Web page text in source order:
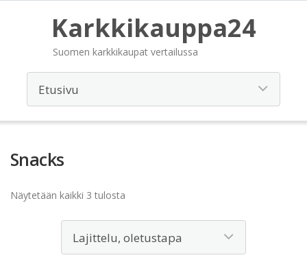
Karkkikauppa24
Suomen karkkikaupat vertailussa
Snacks
Näytetään kaikki 3 tulosta